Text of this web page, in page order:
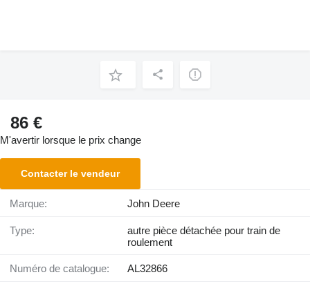
86 €
M'avertir lorsque le prix change
Contacter le vendeur
Marque: John Deere
Type:
autre pièce détachée pour train de
roulement
Numéro de catalogue: AL32866